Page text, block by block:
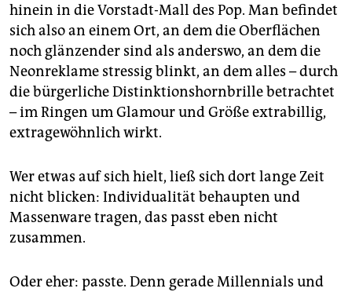
genossenschaft
epaper login
hinein in die Vorstadt-Mall des Pop. Man befindet
sich also an einem Ort, an dem die Oberflächen
noch glänzender sind als anderswo, an dem die
Neonreklame stressig blinkt, an dem alles – durch
die bürgerliche Distinktionshornbrille betrachtet
– im Ringen um Glamour und Größe extrabillig,
extragewöhnlich wirkt.
Wer etwas auf sich hielt, ließ sich dort lange Zeit
nicht blicken: Individualität behaupten und
Massenware tragen, das passt eben nicht
zusammen.
Oder eher: passte. Denn gerade Millennials und